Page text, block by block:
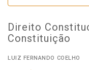
Direito
Constituição
LUIZ FERNANDO COELHO